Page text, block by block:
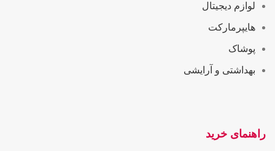
لوازم دیجیتال
هایپرمارکت
پوشاک
بهداشتی و آرایشی
راهنمای خرید